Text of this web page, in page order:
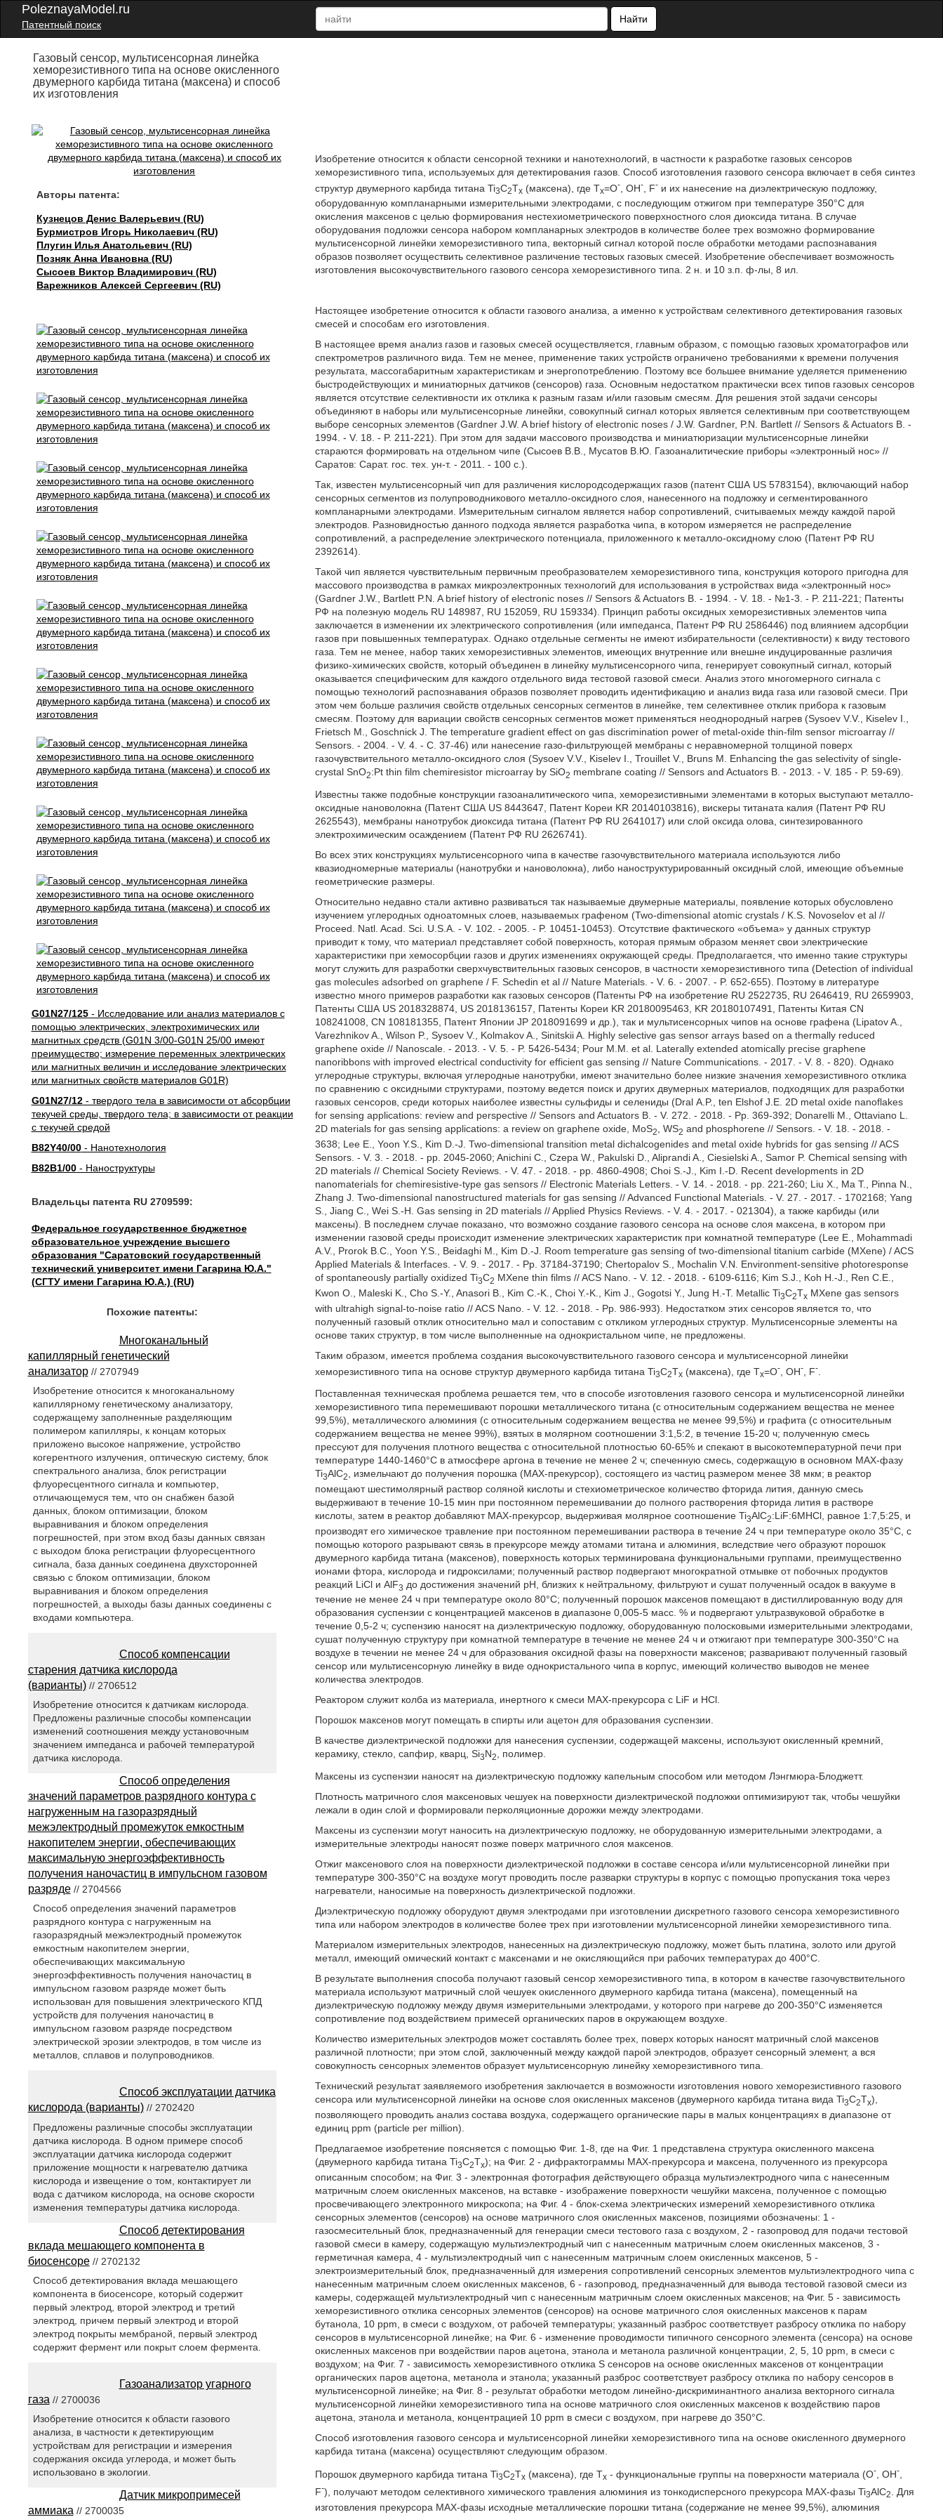
PoleznayaModel.ru
Патентный поиск
Найти
Газовый сенсор, мультисенсорная линейка
хеморезистивного типа на основе окисленного
двумерного карбида титана (максена) и способ
их изготовления
Авторы патента:
Кузнецов Денис Валерьевич (RU)
Бурмистров Игорь Николаевич (RU)
Плугин Илья Анатольевич (RU)
Позняк Анна Ивановна (RU)
Сысоев Виктор Владимирович (RU)
Варежников Алексей Сергеевич (RU)
G01N27/125- Исследование или анализ материалов с
помощью электрических, электрохимических или
магнитных средств (G01N 3/00-G01N 25/00 имеют
преимущество; измерение переменных электрических
или магнитных величин и исследование электрических
или магнитных свойств материалов G01R)
G01N27/12- твердого тела в зависимости от абсорбции
текучей среды, твердого тела; в зависимости от реакции
с текучей средой
B82Y40/00- Нанотехнология
B82B1/00- Наноструктуры
Владельцы патента RU 2709599:
Федеральное государственное бюджетное
образовательное учреждение высшего
образования "Саратовский государственный
технический университет имени Гагарина Ю.А."
(СГТУ имени Гагарина Ю.А.) (RU)
Изобретение относится к области сенсорной техники и нанотехнологий, в частности к разработке газовых сенсоров
хеморезистивного типа, используемых для детектирования газов. Способ изготовления газового сенсора включает в себя синтез
структур двумерного карбида титана Ti3С2Тх (максена), где Тх=О- , ОН- , F- и их нанесение на диэлектрическую подложку,
оборудованную компланарными измерительными электродами, с последующим отжигом при температуре 350°С для
окисления максенов с целью формирования нестехиометрического поверхностного слоя диоксида титана. В случае
оборудования подложки сенсора набором компланарных электродов в количестве более трех возможно формирование
мультисенсорной линейки хеморезистивного типа, векторный сигнал которой после обработки методами распознавания
образов позволяет осуществить селективное различение тестовых газовых смесей. Изобретение обеспечивает возможность
изготовления высокочувствительного газового сенсора хеморезистивного типа. 2 н. и 10 з.п. ф-лы, 8 ил.
Настоящее изобретение относится к области газового анализа, а именно к устройствам селективного детектирования газовых
смесей и способам его изготовления.
В настоящее время анализ газов и газовых смесей осуществляется, главным образом, с помощью газовых хроматографов или
спектрометров различного вида. Тем не менее, применение таких устройств ограничено требованиями к времени получения
результата, массогабаритным характеристикам и энергопотреблению. Поэтому все большее внимание уделяется применению
быстродействующих и миниатюрных датчиков (сенсоров) газа. Основным недостатком практически всех типов газовых сенсоров
является отсутствие селективности их отклика к разным газам и/или газовым смесям. Для решения этой задачи сенсоры
объединяют в наборы или мультисенсорные линейки, совокупный сигнал которых является селективным при соответствующем
выборе сенсорных элементов (Gardner J.W. A brief history of electronic noses / J.W. Gardner, P.N. Bartlett // Sensors & Actuators B. -
1994. - V. 18. - P. 211-221). При этом для задачи массового производства и миниатюризации мультисенсорные линейки
стараются формировать на отдельном чипе (Сысоев В.В., Мусатов В.Ю. Газоаналитические приборы «электронный нос» //
Саратов: Сарат. гос. тех. ун-т. - 2011. - 100 с.).
Так, известен мультисенсорный чип для различения кислородсодержащих газов (патент США US 5783154), включающий набор
сенсорных сегментов из полупроводникового металло-оксидного слоя, нанесенного на подложку и сегментированного
компланарными электродами. Измерительным сигналом является набор сопротивлений, считываемых между каждой парой
электродов. Разновидностью данного подхода является разработка чипа, в котором измеряется не распределение
сопротивлений, а распределение электрического потенциала, приложенного к металло-оксидному слою (Патент РФ RU
2392614).
Такой чип является чувствительным первичным преобразователем хеморезистивного типа, конструкция которого пригодна для
массового производства в рамках микроэлектронных технологий для использования в устройствах вида «электронный нос»
(Gardner J.W., Bartlett P.N. A brief history of electronic noses // Sensors & Actuators В. - 1994. - V. 18. - №1-3. - P. 211-221; Патенты
РФ на полезную модель RU 148987, RU 152059, RU 159334). Принцип работы оксидных хеморезистивных элементов чипа
заключается в изменении их электрического сопротивления (или импеданса, Патент РФ RU 2586446) под влиянием адсорбции
газов при повышенных температурах. Однако отдельные сегменты не имеют избирательности (селективности) к виду тестового
газа. Тем не менее, набор таких хеморезистивных элементов, имеющих внутренние или внешне индуцированные различия
физико-химических свойств, который объединен в линейку мультисенсорного чипа, генерирует совокупный сигнал, который
оказывается специфическим для каждого отдельного вида тестовой газовой смеси. Анализ этого многомерного сигнала с
помощью технологий распознавания образов позволяет проводить идентификацию и анализ вида газа или газовой смеси. При
этом чем больше различия свойств отдельных сенсорных сегментов в линейке, тем селективнее отклик прибора к газовым
смесям. Поэтому для вариации свойств сенсорных сегментов может применяться неоднородный нагрев (Sysoev V.V., Kiselev I.,
Frietsch M., Goschnick J. The temperature gradient effect on gas discrimination power of metal-oxide thin-film sensor microarray //
Sensors. - 2004. - V. 4. - C. 37-46) или нанесение газо-фильтрующей мембраны с неравномерной толщиной поверх
газочувствительного металло-оксидного слоя (Sysoev V.V., Kiselev I., Trouillet V., Bruns M. Enhancing the gas selectivity of single-
crystal SnO2:Pt thin film chemiresistor microarray by SiO2 membrane coating // Sensors and Actuators B. - 2013. - V. 185 - P. 59-69).
Известны также подобные конструкции газоаналитического чипа, хеморезистивными элементами в которых выступают металло-
оксидные нановолокна (Патент США US 8443647, Патент Кореи KR 20140103816), вискеры титаната калия (Патент РФ RU
2625543), мембраны нанотрубок диоксида титана (Патент РФ RU 2641017) или слой оксида олова, синтезированного
электрохимическим осаждением (Патент РФ RU 2626741).
Во всех этих конструкциях мультисенсорного чипа в качестве газочувствительного материала используются либо
квазиодномерные материалы (нанотрубки и нановолокна), либо наноструктурированный оксидный слой, имеющие объемные
геометрические размеры.
Относительно недавно стали активно развиваться так называемые двумерные материалы, появление которых обусловлено
изучением углеродных одноатомных слоев, называемых графеном (Two-dimensional atomic crystals / K.S. Novoselov et al //
Proceed. Natl. Acad. Sci. U.S.A. - V. 102. - 2005. - P. 10451-10453). Отсутствие фактического «объема» у данных структур
приводит к тому, что материал представляет собой поверхность, которая прямым образом меняет свои электрические
характеристики при хемосорбции газов и других изменениях окружающей среды. Предполагается, что именно такие структуры
могут служить для разработки сверхчувствительных газовых сенсоров, в частности хеморезистивного типа (Detection of individual
gas molecules adsorbed on graphene / F. Schedin et al // Nature Materials. - V. 6. - 2007. - P. 652-655). Поэтому в литературе
известно много примеров разработки как газовых сенсоров (Патенты РФ на изобретение RU 2522735, RU 2646419, RU 2659903,
Патенты США US 2018328874, US 2018136157, Патенты Кореи KR 20180095463, KR 20180107491, Патенты Китая CN
108241008, CN 108181355, Патент Японии JP 2018091699 и др.), так и мультисенсорных чипов на основе графена (Lipatov A.,
Varezhnikov A., Wilson P., Sysoev V., Kolmakov A., Sinitskii A. Highly selective gas sensor arrays based on a thermally reduced
graphene oxide // Nanoscale. - 2013. - V. 5. - P. 5426-5434; Pour M.M. et al. Laterally extended atomically precise graphene
nanoribbons with improved electrical conductivity for efficient gas sensing // Nature Communications. - 2017. - V. 8. - 820). Однако
углеродные структуры, включая углеродные нанотрубки, имеют значительно более низкие значения хеморезистивного отклика
по сравнению с оксидными структурами, поэтому ведется поиск и других двумерных материалов, подходящих для разработки
газовых сенсоров, среди которых наиболее известны сульфиды и селениды (Dral А.P., ten Elshof J.Е. 2D metal oxide nanoflakes
for sensing applications: review and perspective // Sensors and Actuators В. - V. 272. - 2018. - Pp. 369-392; Donarelli M., Ottaviano L.
2D materials for gas sensing applications: a review on graphene oxide, MoS2, WS2 and phosphorene // Sensors. - V. 18. - 2018. -
3638; Lee E., Yoon Y.S., Kim D.-J. Two-dimensional transition metal dichalcogenides and metal oxide hybrids for gas sensing // ACS
Sensors. - V. 3. - 2018. - pp. 2045-2060; Anichini C., Czepa W., Pakulski D., Aliprandi A., Ciesielski A., Samor P. Chemical sensing with
2D materials // Chemical Society Reviews. - V. 47. - 2018. - pp. 4860-4908; Choi S.-J., Kim I.-D. Recent developments in 2D
nanomaterials for chemiresistive-type gas sensors // Electronic Materials Letters. - V. 14. - 2018. - pp. 221-260; Liu X., Ma Т., Pinna N.,
Zhang J. Two-dimensional nanostructured materials for gas sensing // Advanced Functional Materials. - V. 27. - 2017. - 1702168; Yang
S., Jiang C., Wei S.-H. Gas sensing in 2D materials // Applied Physics Reviews. - V. 4. - 2017. - 021304), а также карбиды (или
максены). В последнем случае показано, что возможно создание газового сенсора на основе слоя максена, в котором при
изменении газовой среды происходит изменение электрических характеристик при комнатной температуре (Lee Е., Mohammadi
А.V., Prorok В.С., Yoon Y.S., Beidaghi М., Kim D.-J. Room temperature gas sensing of two-dimensional titanium carbide (MXene) / ACS
Applied Materials & Interfaces. - V. 9. - 2017. - Pp. 37184-37190; Chertopalov S., Mochalin V.N. Environment-sensitive photoresponse
of spontaneously partially oxidized Ti3C2 MXene thin films // ACS Nano. - V. 12. - 2018. - 6109-6116; Kim S.J., Koh H.-J., Ren С.E.,
Kwon O., Maleski K., Cho S.-Y., Anasori В., Kim C.-K., Choi Y.-K., Kim J., Gogotsi Y., Jung H.-T. Metallic Ti3C2Tx MXene gas sensors
with ultrahigh signal-to-noise ratio // ACS Nano. - V. 12. - 2018. - Pp. 986-993). Недостатком этих сенсоров является то, что
полученный газовый отклик относительно мал и сопоставим с откликом углеродных структур. Мультисенсорные элементы на
основе таких структур, в том числе выполненные на однокристальном чипе, не предложены.
Таким образом, имеется проблема создания высокочувствительного газового сенсора и мультисенсорной линейки
хеморезистивного типа на основе структур двумерного карбида титана Ti3C2Tx (максена), где Тх=О- , ОН- , F-
Поставленная техническая проблема решается тем, что в способе изготовления газового сенсора и мультисенсорной линейки
хеморезистивного типа перемешивают порошки металлического титана (с относительным содержанием вещества не менее
99,5%), металлического алюминия (с относительным содержанием вещества не менее 99,5%) и графита (с относительным
содержанием вещества не менее 99%), взятых в молярном соотношении 3:1,5:2, в течение 15-20 ч; полученную смесь
прессуют для получения плотного вещества с относительной плотностью 60-65% и спекают в высокотемпературной печи при
температуре 1440-1460°С в атмосфере аргона в течение не менее 2 ч; спеченную смесь, содержащую в основном МАХ-фазу
Ti3AlC2
, измельчают до получения порошка (МАХ-прекурсор), состоящего из частиц размером менее 38 мкм; в реактор
помещают шестимолярный раствор соляной кислоты и стехиометрическое количество фторида лития, данную смесь
выдерживают в течение 10-15 мин при постоянном перемешивании до полного растворения фторида лития в растворе
кислоты, затем в реактор добавляют МАХ-прекурсор, выдерживая молярное соотношение Ti3AlC2:LiF:6MHCl, равное 1:7,5:25, и
производят его химическое травление при постоянном перемешивании раствора в течение 24 ч при температуре около 35°С, с
помощью которого разрывают связь в прекурсоре между атомами титана и алюминия, вследствие чего образуют порошок
двумерного карбида титана (максенов), поверхность которых терминирована функциональными группами, преимущественно
ионами фтора, кислорода и гидроксилами; полученный раствор подвергают многократной отмывке от побочных продуктов
реакций LiCl и AlF3 до достижения значений рН, близких к нейтральному, фильтруют и сушат полученный осадок в вакууме в
течение не менее 24 ч при температуре около 80°С; полученный порошок максенов помещают в дистиллированную воду для
образования суспензии с концентрацией максенов в диапазоне 0,005-5 масс. % и подвергают ультразвуковой обработке в
течение 0,5-2 ч; суспензию наносят на диэлектрическую подложку, оборудованную полосковыми измерительными электродами,
сушат полученную структуру при комнатной температуре в течение не менее 24 ч и отжигают при температуре 300-350°С на
воздухе в течении не менее 24 ч для образования оксидной фазы на поверхности максенов; разваривают полученный газовый
сенсор или мультисенсорную линейку в виде однокристального чипа в корпус, имеющий количество выводов не менее
количества электродов.
Реактором служит колба из материала, инертного к смеси МАХ-прекурсора с LiF и HCl.
Порошок максенов могут помещать в спирты или ацетон для образования суспензии.
В качестве диэлектрической подложки для нанесения суспензии, содержащей максены, используют окисленный кремний,
керамику, стекло, сапфир, кварц, Si3N2, полимер.
Максены из суспензии наносят на диэлектрическую подложку капельным способом или методом Лэнгмюра-Блоджетт.
Плотность матричного слоя максеновых чешуек на поверхности диэлектрической подложки оптимизируют так, чтобы чешуйки
лежали в один слой и формировали перколяционные дорожки между электродами.
Максены из суспензии могут наносить на диэлектрическую подложку, не оборудованную измерительными электродами, а
измерительные электроды наносят позже поверх матричного слоя максенов.
Отжиг максенового слоя на поверхности диэлектрической подложки в составе сенсора и/или мультисенсорной линейки при
температуре 300-350°С на воздухе могут проводить после разварки структуры в корпус с помощью пропускания тока через
нагреватели, наносимые на поверхность диэлектрической подложки.
Диэлектрическую подложку оборудуют двумя электродами при изготовлении дискретного газового сенсора хеморезистивного
типа или набором электродов в количестве более трех при изготовлении мультисенсорной линейки хеморезистивного типа.
Материалом измерительных электродов, нанесенных на диэлектрическую подложку, может быть платина, золото или другой
металл, имеющий омический контакт с максенами и не окисляющийся при рабочих температурах до 400°С.
В результате выполнения способа получают газовый сенсор хеморезистивного типа, в котором в качестве газочувствительного
материала используют матричный слой чешуек окисленного двумерного карбида титана (максена), помещенный на
диэлектрическую подложку между двумя измерительными электродами, у которого при нагреве до 200-350°С изменяется
сопротивление под воздействием примесей органических паров в окружающем воздухе.
Количество измерительных электродов может составлять более трех, поверх которых наносят матричный слой максенов
различной плотности; при этом слой, заключенный между каждой парой электродов, образует сенсорный элемент, а вся
совокупность сенсорных элементов образует мультисенсорную линейку хеморезистивного типа.
Технический результат заявляемого изобретения заключается в возможности изготовления нового хеморезистивного газового
сенсора или мультисенсорной линейки на основе слоя окисленных максенов (двумерного карбида титана вида Ti3C2Tx),
позволяющего проводить анализ состава воздуха, содержащего органические пары в малых концентрациях в диапазоне от
единиц ppm (particle per million).
Предлагаемое изобретение поясняется с помощью Фиг. 1-8, где на Фиг. 1 представлена структура окисленного максена
(двумерного карбида титана Ti3C2Tx); на Фиг. 2 - дифрактограммы МАХ-прекурсора и максена, полученного из прекурсора
описанным способом; на Фиг. 3 - электронная фотография действующего образца мультиэлектродного чипа с нанесенным
матричным слоем окисленных максенов, на вставке - изображение поверхности чешуйки максена, полученное с помощью
просвечивающего электронного микроскопа; на Фиг. 4 - блок-схема электрических измерений хеморезистивного отклика
сенсорных элементов (сенсоров) на основе матричного слоя окисленных максенов, позициями обозначены: 1 -
газосмесительный блок, предназначенный для генерации смеси тестового газа с воздухом, 2 - газопровод для подачи тестовой
газовой смеси в камеру, содержащую мультиэлектродный чип с нанесенным матричным слоем окисленных максенов, 3 -
герметичная камера, 4 - мультиэлектродный чип с нанесенным матричным слоем окисленных максенов, 5 -
электроизмерительный блок, предназначенный для измерения сопротивлений сенсорных элементов мультиэлектродного чипа с
нанесенным матричным слоем окисленных максенов, 6 - газопровод, предназначенный для вывода тестовой газовой смеси из
камеры, содержащей мультиэлектродный чип с нанесенным матричным слоем окисленных максенов; на Фиг. 5 - зависимость
хеморезистивного отклика сенсорных элементов (сенсоров) на основе матричного слоя окисленных максенов к парам
бутанола, 10 ppm, в смеси с воздухом, от рабочей температуры; указанный разброс соответствует разбросу отклика по набору
сенсоров в мультисенсорной линейке; на Фиг. 6 - изменение проводимости типичного сенсорного элемента (сенсора) на основе
окисленных максенов при воздействии паров ацетона, этанола и метанола различной концентрации, 2, 5, 10 ppm, в смеси с
воздухом; на Фиг. 7 - зависимость хеморезистивного отклика S сенсоров на основе окисленных максенов от концентрации
органических паров ацетона, метанола и этанола; указанный разброс соответствует разбросу отклика по набору сенсоров в
мультисенсорной линейке; на Фиг. 8 - результат обработки методом линейно-дискриминантного анализа векторного сигнала
мультисенсорной линейки хеморезистивного типа на основе матричного слоя окисленных максенов к воздействию паров
ацетона, этанола и метанола, концентрацией 10 ppm в смеси с воздухом, при нагреве до 350°С.
Способ изготовления газового сенсора и мультисенсорной линейки хеморезистивного типа на основе окисленного двумерного
карбида титана (максена) осуществляют следующим образом.
Порошок двумерного карбида титана Ti3C2Tx (максена), где Тх - функциональные группы на поверхности материала (О- , ОН-
F-), получают методом селективного химического травления алюминия из тонкодисперсного прекурсора МАХ-фазы Ti3AlC2
. Для
изготовления прекурсора МАХ-фазы исходные металлические порошки титана (содержание не менее 99,5%), алюминия
Похожие патенты:
Многоканальный
капиллярный генетический
анализатор// 2707949
Изобретение относится к многоканальному
капиллярному генетическому анализатору,
содержащему заполненные разделяющим
полимером капилляры, к концам которых
приложено высокое напряжение, устройство
когерентного излучения, оптическую систему, блок
спектрального анализа, блок регистрации
флуоресцентного сигнала и компьютер,
отличающемуся тем, что он снабжен базой
данных, блоком оптимизации, блоком
выравнивания и блоком определения
погрешностей, при этом вход базы данных связан
с выходом блока регистрации флуоресцентного
сигнала, база данных соединена двухсторонней
связью с блоком оптимизации, блоком
выравнивания и блоком определения
погрешностей, а выходы базы данных соединены с
входами компьютера.
Способ компенсации
старения датчика кислорода
(варианты)// 2706512
Изобретение относится к датчикам кислорода.
Предложены различные способы компенсации
изменений соотношения между установочным
значением импеданса и рабочей температурой
датчика кислорода.
Способ определения
значений параметров разрядного контура с
нагруженным на газоразрядный
межэлектродный промежуток емкостным
накопителем энергии, обеспечивающих
максимальную энергоэффективность
получения наночастиц в импульсном газовом
разряде// 2704566
Способ определения значений параметров
разрядного контура с нагруженным на
газоразрядный межэлектродный промежуток
емкостным накопителем энергии,
обеспечивающих максимальную
энергоэффективность получения наночастиц в
импульсном газовом разряде может быть
использован для повышения электрического КПД
устройств для получения наночастиц в
импульсном газовом разряде посредством
электрической эрозии электродов, в том числе из
металлов, сплавов и полупроводников.
Способ эксплуатации датчика
кислорода (варианты)// 2702420
Предложены различные способы эксплуатации
датчика кислорода. В одном примере способ
эксплуатации датчика кислорода содержит
приложение мощности к нагревателю датчика
кислорода и извещение о том, контактирует ли
вода с датчиком кислорода, на основе скорости
изменения температуры датчика кислорода.
Способ детектирования
вклада мешающего компонента в
биосенсоре// 2702132
Способ детектирования вклада мешающего
компонента в биосенсоре, который содержит
первый электрод, второй электрод и третий
электрод, причем первый электрод и второй
электрод покрыты мембраной, первый электрод
содержит фермент или покрыт слоем фермента.
Газоанализатор угарного
газа // 2700036
Изобретение относится к области газового
анализа, в частности к детектирующим
устройствам для регистрации и измерения
содержания оксида углерода, и может быть
использовано в экологии.
Датчик микропримесей
аммиака // 2700035